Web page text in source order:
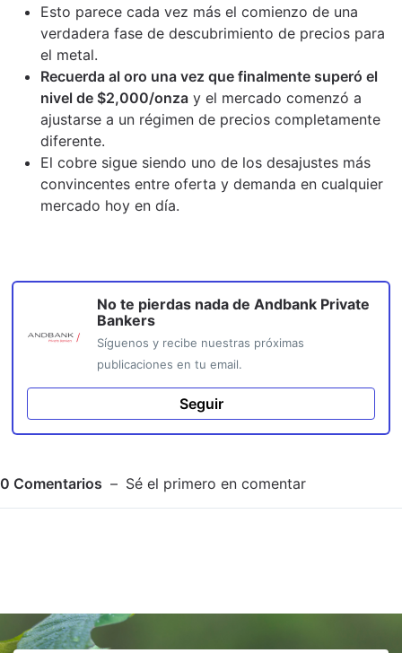
Esto parece cada vez más el comienzo de una
verdadera fase de descubrimiento de precios para
el metal.
Recuerda al oro una vez que finalmente superó el
nivel de $2,000/onza y el mercado comenzó a
ajustarse a un régimen de precios completamente
diferente.
El cobre sigue siendo uno de los desajustes más
convincentes entre oferta y demanda en cualquier
mercado hoy en día.
No te pierdas nada de Andbank Private
Bankers
Síguenos y recibe nuestras próximas
publicaciones en tu email.
Seguir
0 Comentarios Sé el primero en comentar